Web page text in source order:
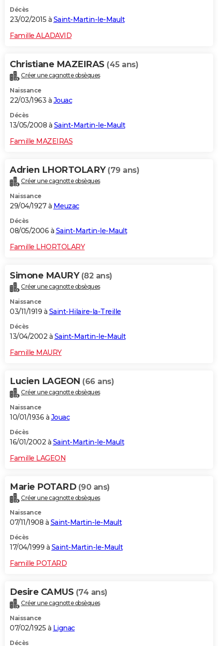
Décès
23/02/2015 à Saint-Martin-le-Mault
Famille ALADAVID
Christiane MAZEIRAS (45 ans)
Créer une cagnotte obsèques
Naissance
22/03/1963 à Jouac
Décès
13/05/2008 à Saint-Martin-le-Mault
Famille MAZEIRAS
Adrien LHORTOLARY (79 ans)
Créer une cagnotte obsèques
Naissance
29/04/1927 à Meuzac
Décès
08/05/2006 à Saint-Martin-le-Mault
Famille LHORTOLARY
Simone MAURY (82 ans)
Créer une cagnotte obsèques
Naissance
03/11/1919 à Saint-Hilaire-la-Treille
Décès
13/04/2002 à Saint-Martin-le-Mault
Famille MAURY
Lucien LAGEON (66 ans)
Créer une cagnotte obsèques
Naissance
10/01/1936 à Jouac
Décès
16/01/2002 à Saint-Martin-le-Mault
Famille LAGEON
Marie POTARD (90 ans)
Créer une cagnotte obsèques
Naissance
07/11/1908 à Saint-Martin-le-Mault
Décès
17/04/1999 à Saint-Martin-le-Mault
Famille POTARD
Desire CAMUS (74 ans)
Créer une cagnotte obsèques
Naissance
07/02/1925 à Lignac
Décès